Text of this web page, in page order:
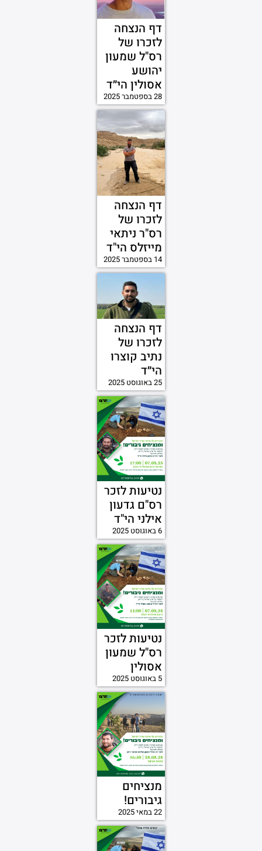
דף הנצחה
לזכרו של
רס"ל שמעון
יהושע
אסולין הי״ד
28 בספטמבר 2025
דף הנצחה
לזכרו של
רס"ר ניתאי
מייזלס הי"ד
14 בספטמבר 2025
דף הנצחה
לזכרו של
נתיב קוצרו
הי״ד
25 באוגוסט 2025
נטיעות לזכר
רס"ם גדעון
אילני הי"ד
6 באוגוסט 2025
נטיעות לזכר
רס"ל שמעון
אסולין
5 באוגוסט 2025
מנציחים
גיבורים!
22 במאי 2025